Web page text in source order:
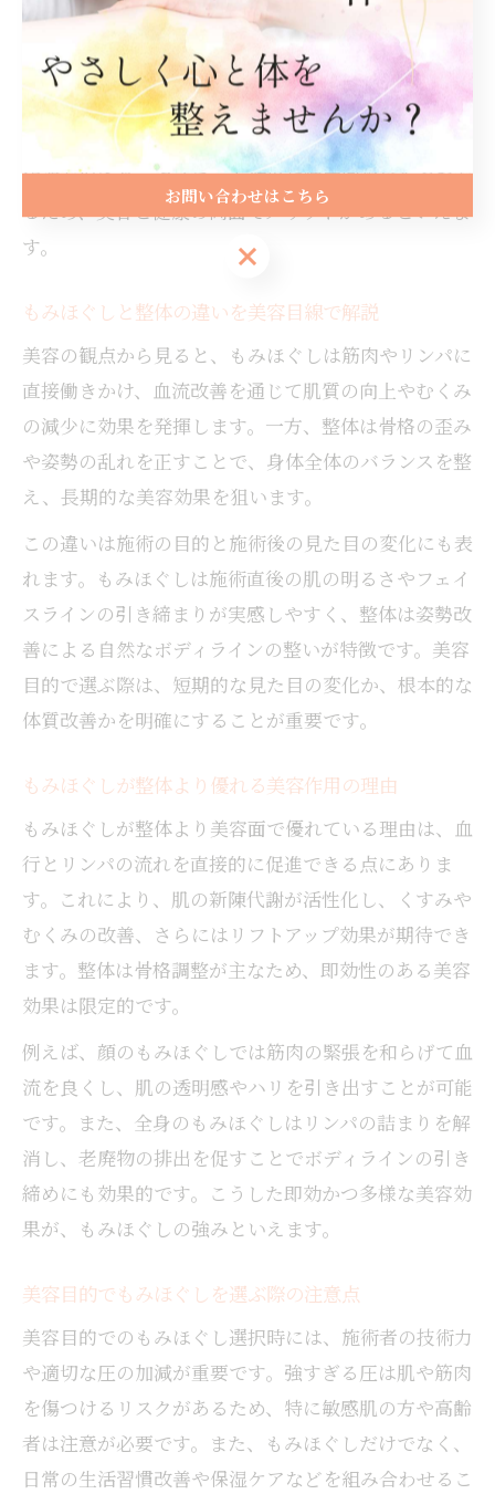
ラックス効果も高いのが特徴です。
例えば、30分程度のもみほぐし施術で顔のむくみが
取れ、フェイスラインがすっきりするケースも多く報
告されています。さらに、全身の筋肉をほぐすことで
代謝が促され、ダイエット効果や疲労回復にもつなが
るため、美容と健康の両面でメリットがあるといえま
す。
もみほぐしと整体の違いを美容目線で解説
美容の観点から見ると、もみほぐしは筋肉やリンパに
直接働きかけ、血流改善を通じて肌質の向上やむくみ
の減少に効果を発揮します。一方、整体は骨格の歪み
や姿勢の乱れを正すことで、身体全体のバランスを整
え、長期的な美容効果を狙います。
この違いは施術の目的と施術後の見た目の変化にも表
れます。もみほぐしは施術直後の肌の明るさやフェイ
スラインの引き締まりが実感しやすく、整体は姿勢改
善による自然なボディラインの整いが特徴です。美容
目的で選ぶ際は、短期的な見た目の変化か、根本的な
体質改善かを明確にすることが重要です。
もみほぐしが整体より優れる美容作用の理由
もみほぐしが整体より美容面で優れている理由は、血
行とリンパの流れを直接的に促進できる点にありま
す。これにより、肌の新陳代謝が活性化し、くすみや
むくみの改善、さらにはリフトアップ効果が期待でき
ます。整体は骨格調整が主なため、即効性のある美容
効果は限定的です。
例えば、顔のもみほぐしでは筋肉の緊張を和らげて血
流を良くし、肌の透明感やハリを引き出すことが可能
です。また、全身のもみほぐしはリンパの詰まりを解
消し、老廃物の排出を促すことでボディラインの引き
締めにも効果的です。こうした即効かつ多様な美容効
果が、もみほぐしの強みといえます。
美容目的でもみほぐしを選ぶ際の注意点
美容目的でのもみほぐし選択時には、施術者の技術力
や適切な圧の加減が重要です。強すぎる圧は肌や筋肉
を傷つけるリスクがあるため、特に敏感肌の方や高齢
者は注意が必要です。また、もみほぐしだけでなく、
日常の生活習慣改善や保湿ケアなどを組み合わせるこ
お問い合わせはこちら
お問い合わせはこちら